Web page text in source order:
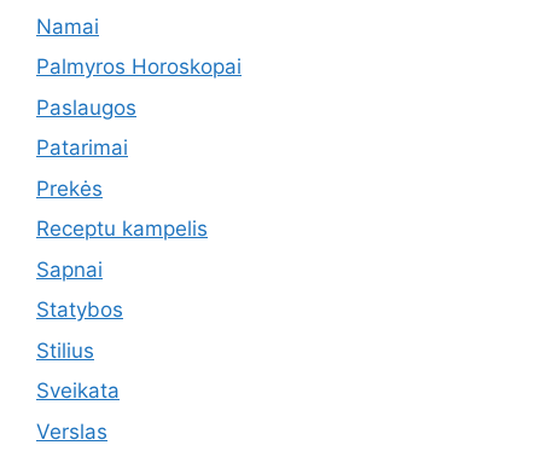
Namai
Palmyros Horoskopai
Paslaugos
Patarimai
Prekės
Receptu kampelis
Sapnai
Statybos
Stilius
Sveikata
Verslas